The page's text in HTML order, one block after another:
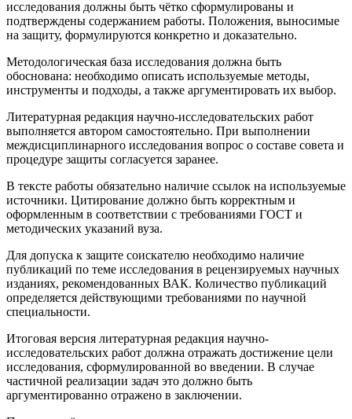
исследования должны быть чётко сформулированы и
подтверждены содержанием работы. Положения, выносимые
на защиту, формулируются конкретно и доказательно.
Методологическая база исследования должна быть
обоснована: необходимо описать используемые методы,
инструменты и подходы, а также аргументировать их выбор.
Литературная редакция научно-исследовательских работ
выполняется автором самостоятельно. При выполнении
междисциплинарного исследования вопрос о составе совета и
процедуре защиты согласуется заранее.
В тексте работы обязательно наличие ссылок на используемые
источники. Цитирование должно быть корректным и
оформленным в соответствии с требованиями ГОСТ и
методических указаний вуза.
Для допуска к защите соискателю необходимо наличие
публикаций по теме исследования в рецензируемых научных
изданиях, рекомендованных ВАК. Количество публикаций
определяется действующими требованиями по научной
специальности.
Итоговая версия литературная редакция научно-
исследовательских работ должна отражать достижение цели
исследования, сформулированной во введении. В случае
частичной реализации задач это должно быть
аргументированно отражено в заключении.